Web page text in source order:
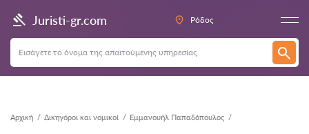
Juristi-gr.com Ρόδος
Αρχική Δικηγόροι και νομικοί Εμμανουήλ Παπαδόπουλος
Πίσω